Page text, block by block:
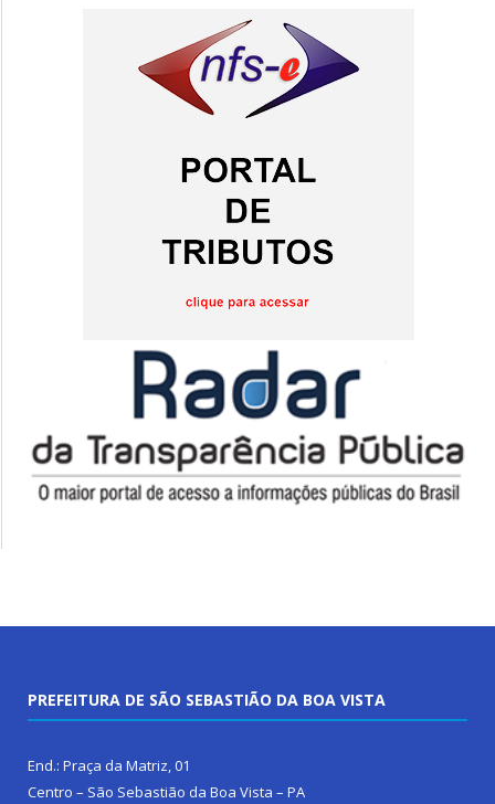
PREFEITURA DE SÃO SEBASTIÃO DA BOA VISTA
End.: Praça da Matriz, 01
Centro – São Sebastião da Boa Vista – PA